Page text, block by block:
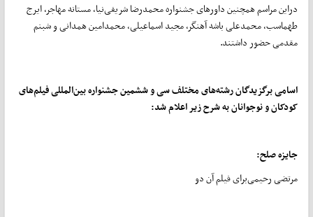
دراین مراسم همچنین داور‌های جشنواره محمدرضا شریفی‌نیا، مستانه مهاجر، ایرج
طهماسب، محمدعلی باشه آهنگر، مجید اسماعیلی، محمدامین همدانی و شبنم
مقدمی حضور داشتند.
اسامی برگزیدگان رشته‌های مختلف سی و ششمین جشنواره بین‌المللی فیلم‌های
کودکان و نوجوانان به شرح زیر اعلام شد:
جایزه صلح:
مرتضی رحیمی‌برای فیلم آن دو